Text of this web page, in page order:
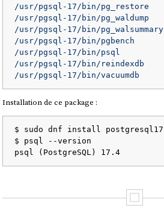
/usr/pgsql-17/bin/pg_restore
/usr/pgsql-17/bin/pg_waldump
/usr/pgsql-17/bin/pg_walsummary
/usr/pgsql-17/bin/pgbench
/usr/pgsql-17/bin/psql
/usr/pgsql-17/bin/reindexdb
Installation de ce package :
$ sudo dnf install postgresql17
$ psql --version
psql (PostgreSQL) 17.4